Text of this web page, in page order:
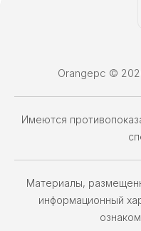
Orangepc ©
Имеются
Материалы,
информационный